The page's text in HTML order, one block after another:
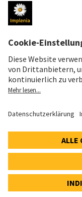
AKTIENKURS
SWX: Implenia AG
63,30 CHF
+0,10 CHF (+0,16%)